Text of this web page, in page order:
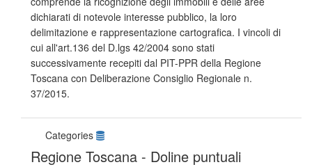
dichiarati di notevole interesse pubblico, la loro
delimitazione e rappresentazione cartografica. I vincoli di
cui all'art.136 del D.lgs 42/2004 sono stati
successivamente recepiti dal PIT-PPR della Regione
Toscana con Deliberazione Consiglio Regionale n.
37/2015.
Categories
Regione Toscana - Doline puntuali